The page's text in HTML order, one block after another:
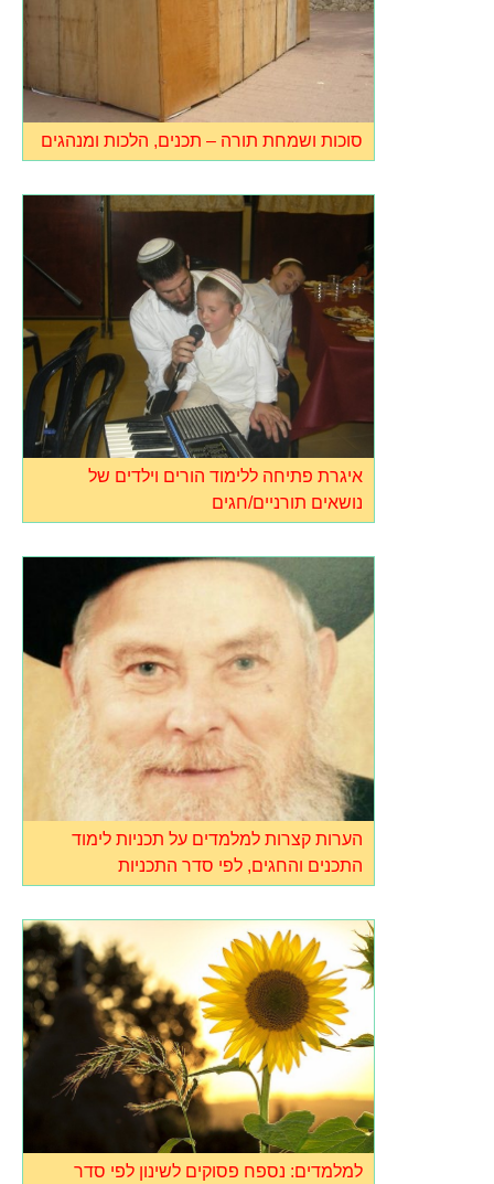
סוכות ושמחת תורה – תכנים, הלכות ומנהגים
איגרת פתיחה ללימוד הורים וילדים של
נושאים תורניים/חגים
הערות קצרות למלמדים על תכניות לימוד
התכנים והחגים, לפי סדר התכניות
למלמדים: נספח פסוקים לשינון לפי סדר